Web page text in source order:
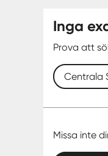
Inga
Prova att
Centrala
Missa inte